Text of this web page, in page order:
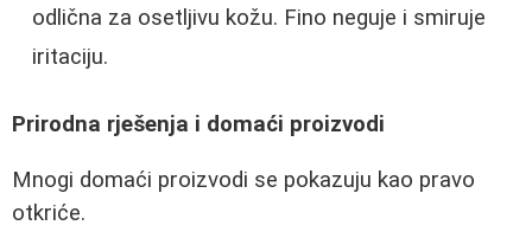
odlična za osetljivu kožu. Fino neguje i smiruje
iritaciju.
Prirodna rješenja i domaći proizvodi
Mnogi domaći proizvodi se pokazuju kao pravo
otkriće.